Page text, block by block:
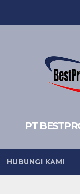
PT
HUBUNGI KAMI